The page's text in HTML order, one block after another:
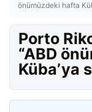
önümüzdeki hafta
Porto
“ABD
Küba’ya